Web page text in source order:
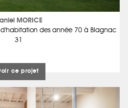
MORICE
des année 70 à Blagnac
31
ce projet